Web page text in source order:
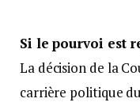
Si le pourvoi est
La décision de la
carrière politique